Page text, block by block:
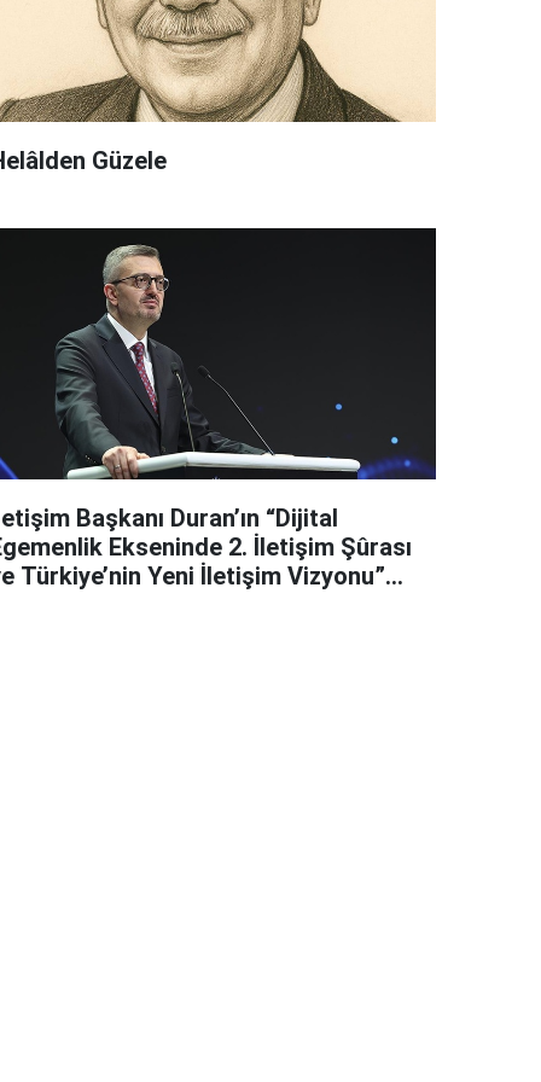
Güzele
Başkanı Duran’ın “Dijital
Ekseninde 2. İletişim Şûrası
Türkiye’nin Yeni İletişim Vizyonu”